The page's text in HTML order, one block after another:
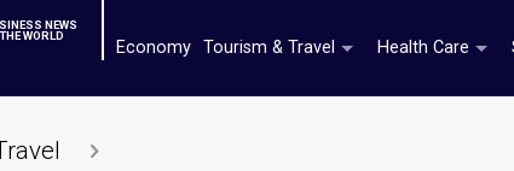
NEWS
WORLD
Economy Tourism & Travel Health Care